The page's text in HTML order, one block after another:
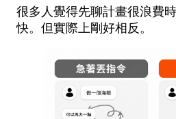
很多人覺得先聊計畫很浪費
快。但實際上剛好相反。